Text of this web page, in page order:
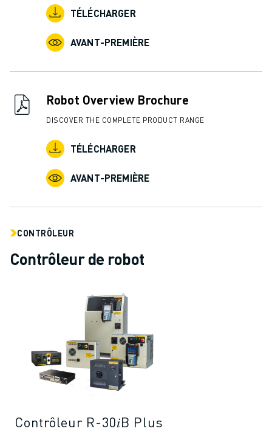
DÉVELOPPEMENT DURABLE
FAÇONNEZ VOTRE AVENIR AVEC FANUC
CONTACT
LOCALISATION DES SITES
IMPRESSION
TÉLÉCHARGER
AVANT-PREMIÈRE
Robot Overview Brochure
DISCOVER THE COMPLETE PRODUCT RANGE
TÉLÉCHARGER
AVANT-PREMIÈRE
CONTRÔLEUR
Contrôleur de robot
Contrôleur R-30𝑖B Plus